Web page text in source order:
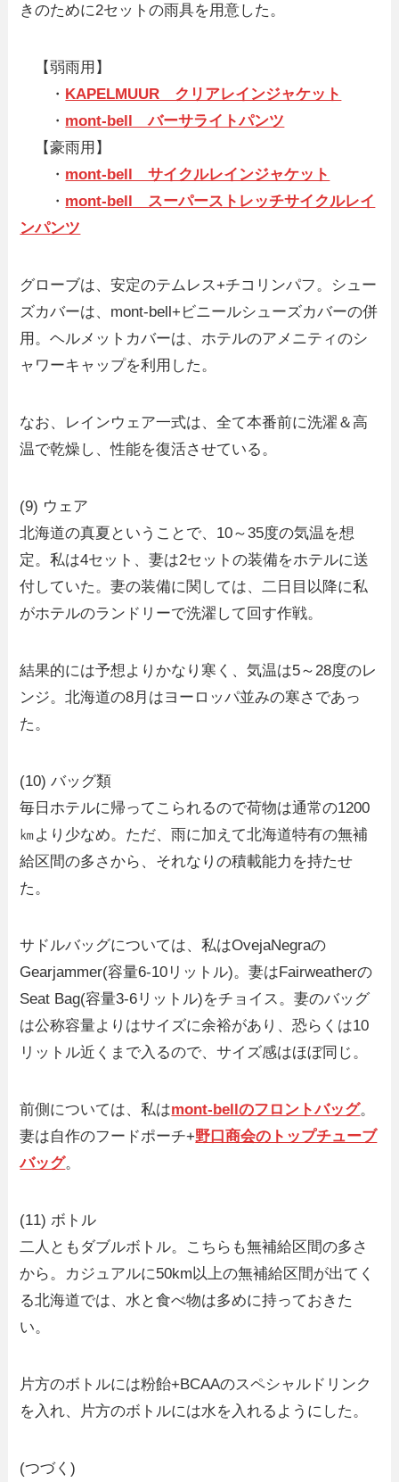
きのために2セットの雨具を用意した。
【弱雨用】
・ KAPELMUUR クリアレインジャケット
・ mont-bell バーサライトパンツ
【豪雨用】
・ mont-bell サイクルレインジャケット
・ mont-bell スーパーストレッチサイクルレイ
ンパンツ
グローブは、安定のテムレス+チコリンパフ。シュー
ズカバーは、mont-bell+ビニールシューズカバーの併
用。ヘルメットカバーは、ホテルのアメニティのシ
ャワーキャップを利用した。
なお、レインウェア一式は、全て本番前に洗濯＆高
温で乾燥し、性能を復活させている。
(9) ウェア
北海道の真夏ということで、10～35度の気温を想
定。私は4セット、妻は2セットの装備をホテルに送
付していた。妻の装備に関しては、二日目以降に私
がホテルのランドリーで洗濯して回す作戦。
結果的には予想よりかなり寒く、気温は5～28度のレ
ンジ。北海道の8月はヨーロッパ並みの寒さであっ
た。
(10) バッグ類
毎日ホテルに帰ってこられるので荷物は通常の1200
㎞より少なめ。ただ、雨に加えて北海道特有の無補
給区間の多さから、それなりの積載能力を持たせ
た。
サドルバッグについては、私はOvejaNegraの
Gearjammer(容量6-10リットル)。妻はFairweatherの
Seat Bag(容量3-6リットル)をチョイス。妻のバッグ
は公称容量よりはサイズに余裕があり、恐らくは10
リットル近くまで入るので、サイズ感はほぼ同じ。
前側については、私はmont-bellのフロントバッグ。
妻は自作のフードポーチ+野口商会のトップチューブ
バッグ。
(11) ボトル
二人ともダブルボトル。こちらも無補給区間の多さ
から。カジュアルに50km以上の無補給区間が出てく
る北海道では、水と食べ物は多めに持っておきた
い。
片方のボトルには粉飴+BCAAのスペシャルドリンク
を入れ、片方のボトルには水を入れるようにした。
(つづく)